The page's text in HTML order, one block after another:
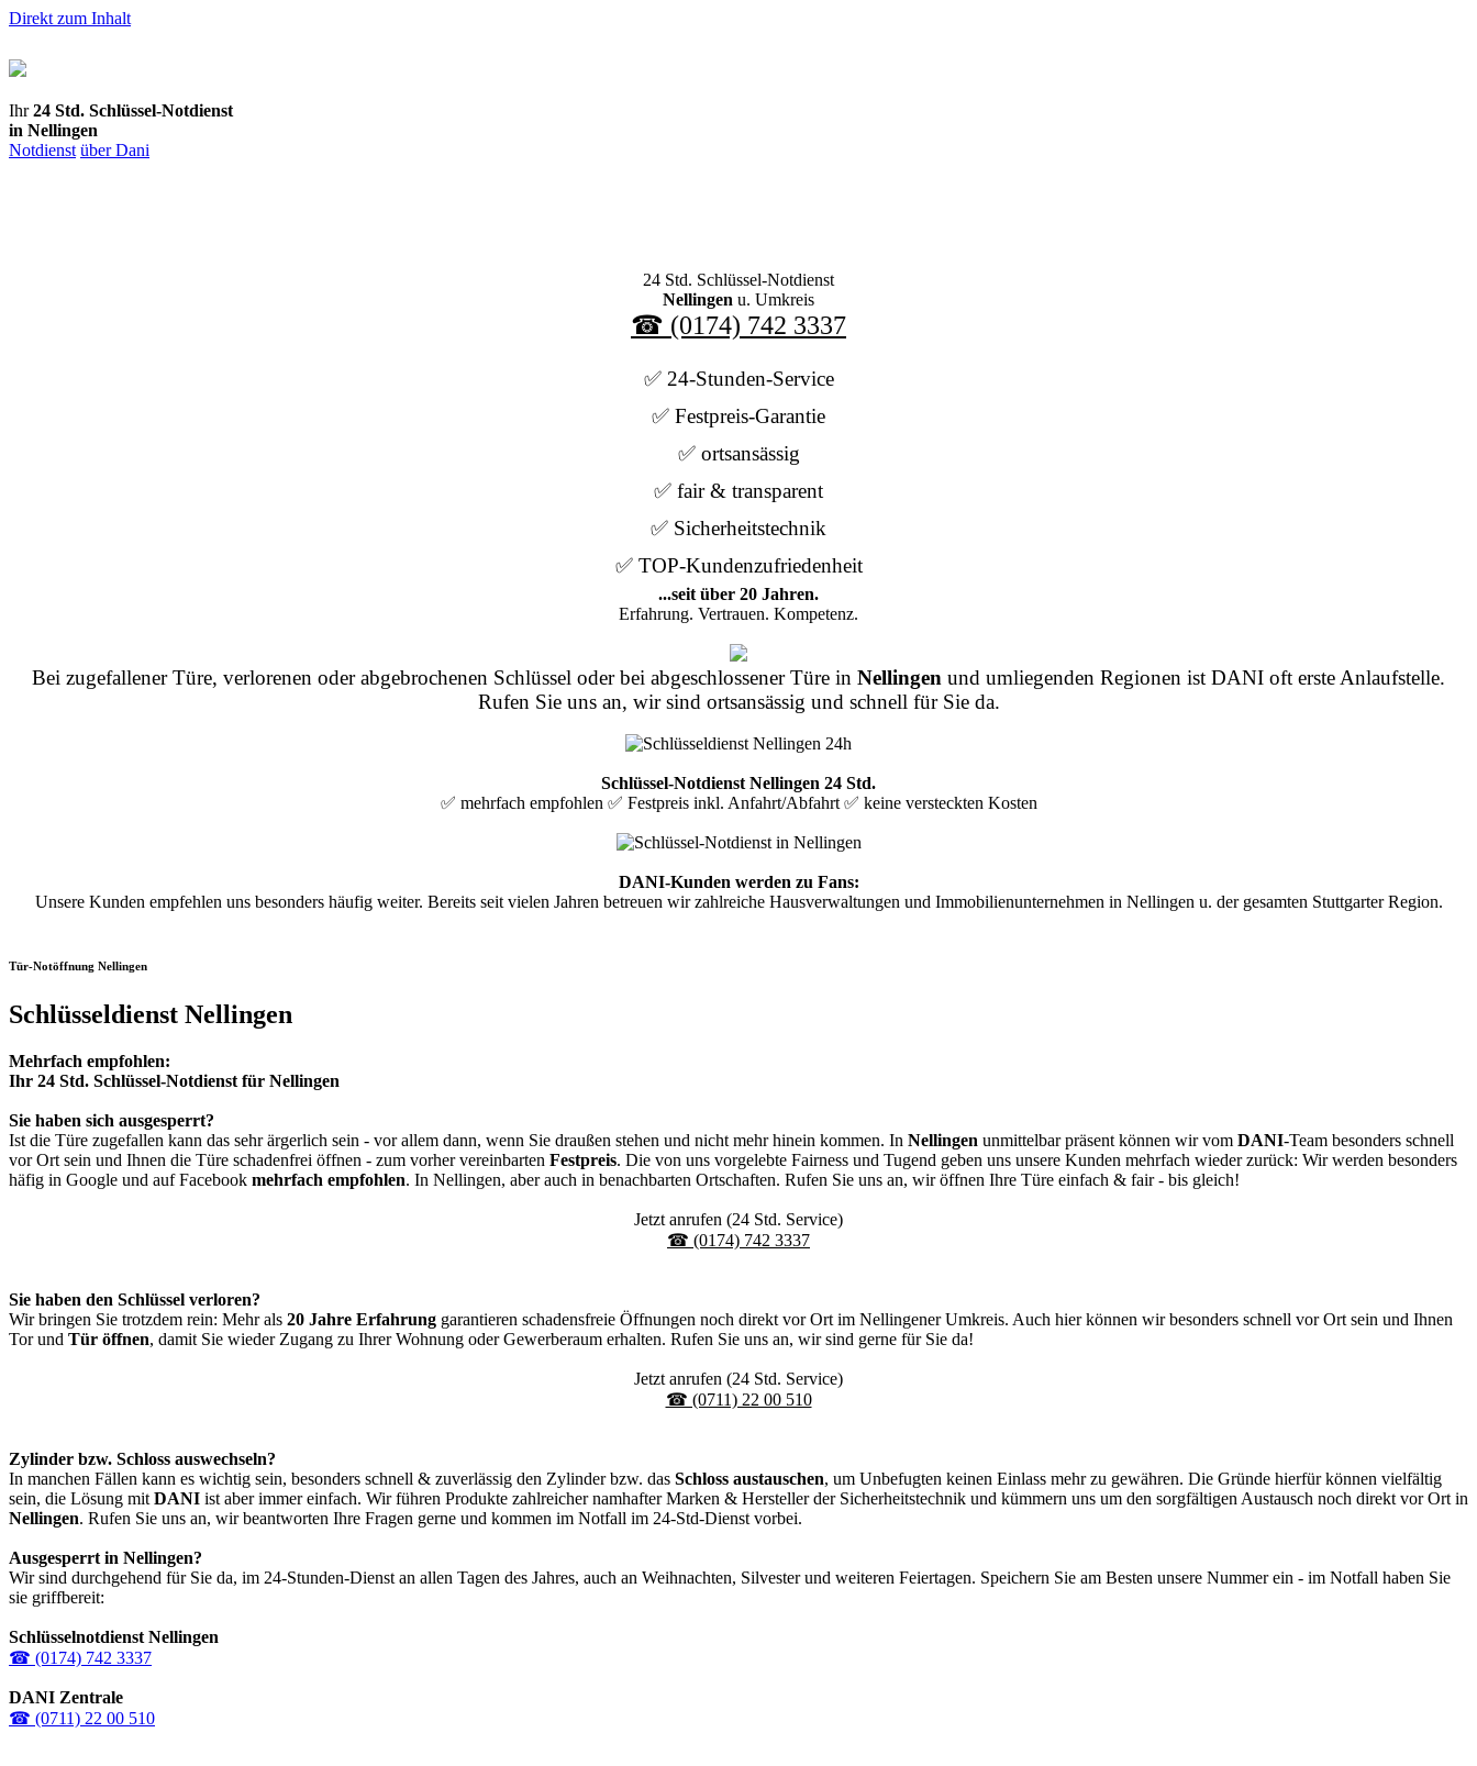
Direkt zum Inhalt
Ihr24 Std. Schlüssel-Notdienst
in Nellingen
Notdienst über Dani
24 Std. Schlüssel-Notdienst
Nellingen u. Umkreis
☎ (0174) 742 3337
✅ 24-Stunden-Service
✅ Festpreis-Garantie
✅ ortsansässig
✅ fair & transparent
✅ Sicherheitstechnik
✅ TOP-Kundenzufriedenheit
...seit über 20 Jahren.
Erfahrung. Vertrauen. Kompetenz.
Bei zugefallener Türe, verlorenen oder abgebrochenen Schlüssel oder bei abgeschlossener Türe in Nellingen und umliegenden Regionen ist DANI oft erste Anlaufstelle.
Rufen Sie uns an, wir sind ortsansässig und schnell für Sie da.
Schlüssel-Notdienst Nellingen 24 Std.
✅ mehrfach empfohlen ✅ Festpreis inkl. Anfahrt/Abfahrt ✅ keine versteckten Kosten
DANI-Kunden werden zu Fans:
Unsere Kunden empfehlen uns besonders häufig weiter. Bereits seit vielen Jahren betreuen wir zahlreiche Hausverwaltungen und Immobilienunternehmen in Nellingen u. der gesamten Stuttgarter Region.
Tür-Notöffnung Nellingen
Schlüsseldienst Nellingen
Mehrfach empfohlen:
Ihr 24 Std. Schlüssel-Notdienst für Nellingen
Sie haben sich ausgesperrt?
Ist die Türe zugefallen kann das sehr ärgerlich sein - vor allem dann, wenn Sie draußen stehen und nicht mehr hinein kommen. In Nellingen unmittelbar präsent können wir vom DANI-Team besonders schnell
vor Ort sein und Ihnen die Türe schadenfrei öffnen - zum vorher vereinbarten Festpreis. Die von uns vorgelebte Fairness und Tugend geben uns unsere Kunden mehrfach wieder zurück: Wir werden besonders
häfig in Google und auf Facebook mehrfach empfohlen. In Nellingen, aber auch in benachbarten Ortschaften. Rufen Sie uns an, wir öffnen Ihre Türe einfach & fair - bis gleich!
Jetzt anrufen (24 Std. Service)
☎ (0174) 742 3337
Sie haben den Schlüssel verloren?
Wir bringen Sie trotzdem rein: Mehr als 20 Jahre Erfahrung garantieren schadensfreie Öffnungen noch direkt vor Ort im Nellingener Umkreis. Auch hier können wir besonders schnell vor Ort sein und Ihnen
Tor und Tür öffnen, damit Sie wieder Zugang zu Ihrer Wohnung oder Gewerberaum erhalten. Rufen Sie uns an, wir sind gerne für Sie da!
Jetzt anrufen (24 Std. Service)
☎ (0711) 22 00 510
Zylinder bzw. Schloss auswechseln?
In manchen Fällen kann es wichtig sein, besonders schnell & zuverlässig den Zylinder bzw. das Schloss austauschen, um Unbefugten keinen Einlass mehr zu gewähren. Die Gründe hierfür können vielfältig
sein, die Lösung mit DANI ist aber immer einfach. Wir führen Produkte zahlreicher namhafter Marken & Hersteller der Sicherheitstechnik und kümmern uns um den sorgfältigen Austausch noch direkt vor Ort in
Nellingen. Rufen Sie uns an, wir beantworten Ihre Fragen gerne und kommen im Notfall im 24-Std-Dienst vorbei.
Ausgesperrt in Nellingen?
Wir sind durchgehend für Sie da, im 24-Stunden-Dienst an allen Tagen des Jahres, auch an Weihnachten, Silvester und weiteren Feiertagen. Speichern Sie am Besten unsere Nummer ein - im Notfall haben Sie
sie griffbereit:
Schlüsselnotdienst Nellingen
☎ (0174) 742 3337
DANI Zentrale
☎ (0711) 22 00 510